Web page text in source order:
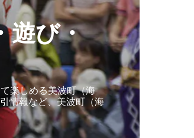
遊び・
楽しめる美波町（海
情報など、美波町（海